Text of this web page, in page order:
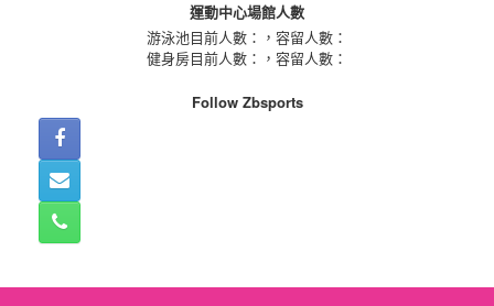
運動中心場館人數
游泳池目前人數：
，容留人數：
健身房目前人數：
，容留人數：
Follow Zbsports